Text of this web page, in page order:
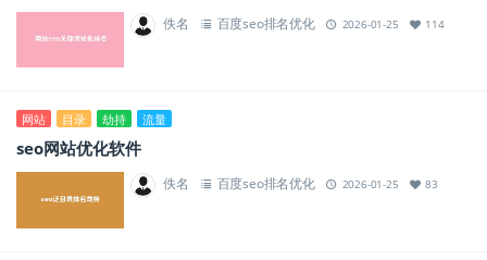
佚名 百度seo排名优化 2026-01-25 114
网站 目录 劫持 流量
seo网站优化软件
佚名 百度seo排名优化 2026-01-25 83